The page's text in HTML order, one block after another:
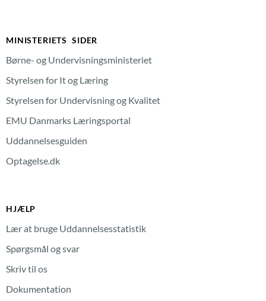
MINISTERIETS SIDER
Børne- og Undervisningsministeriet
Styrelsen for It og Læring
Styrelsen for Undervisning og Kvalitet
EMU Danmarks Læringsportal
Uddannelsesguiden
Optagelse.dk
HJÆLP
Lær at bruge Uddannelsesstatistik
Spørgsmål og svar
Skriv til os
Dokumentation